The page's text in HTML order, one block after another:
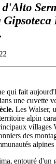
qui fait
une cuvette
Les Walser,
alpin
villages
des
alpines
entouré d'un